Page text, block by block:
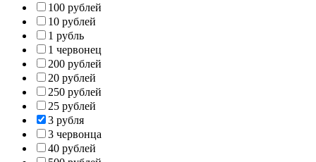
100 рублей
10 рублей
1 рубль
1 червонец
200 рублей
20 рублей
250 рублей
25 рублей
3 рубля
3 червонца
40 рублей